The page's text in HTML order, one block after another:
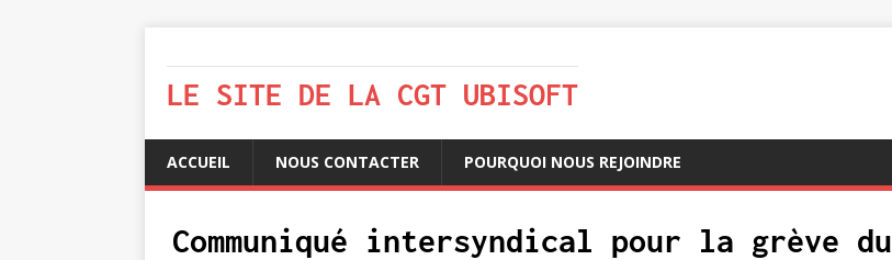
LE SITE DE LA CGT UBISOFT
ACCUEIL NOUS CONTACTER POURQUOI NOUS REJOINDRE
Communiqué intersyndical pour la grève du